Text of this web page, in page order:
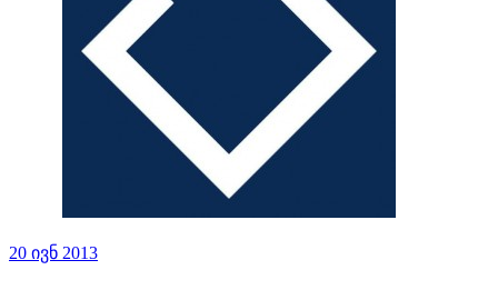
20 ივნ 2013